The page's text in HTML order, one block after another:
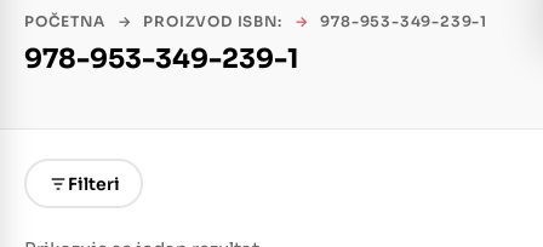
POČETNA → PROIZVOD ISBN: → 978-953-349-239-1
978-953-349-239-1
Filteri